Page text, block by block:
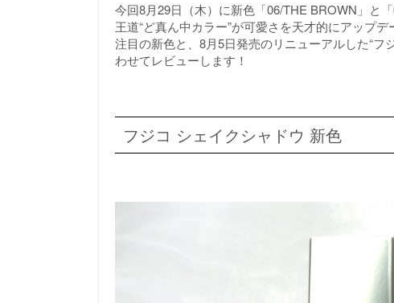
今回8月29日（木）に新色「06/THE BROWN」と
王道“ど真ん中カラー”が可愛さを天才的にアップデ
注目の新色と、8月5日発売のリニューアルした“
わせてレビューします！
フジコ シェイクシャドウ 新色